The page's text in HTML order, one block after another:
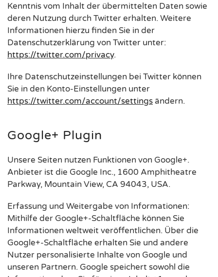
Kenntnis vom Inhalt der übermittelten Daten sowie
deren Nutzung durch Twitter erhalten. Weitere
Informationen hierzu finden Sie in der
Datenschutzerklärung von Twitter unter:
https://twitter.com/privacy.
Ihre Datenschutzeinstellungen bei Twitter können
Sie in den Konto-Einstellungen unter
https://twitter.com/account/settingsändern.
Google+ Plugin
Unsere Seiten nutzen Funktionen von Google+.
Anbieter ist die Google Inc., 1600 Amphitheatre
Parkway, Mountain View, CA 94043, USA.
Erfassung und Weitergabe von Informationen:
Mithilfe der Google+-Schaltfläche können Sie
Informationen weltweit veröffentlichen. Über die
Google+-Schaltfläche erhalten Sie und andere
Nutzer personalisierte Inhalte von Google und
unseren Partnern. Google speichert sowohl die